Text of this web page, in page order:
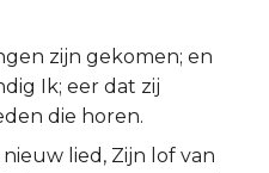
zijn gekomen; en
Ik; eer dat zij
die horen.
lied, Zijn lof van